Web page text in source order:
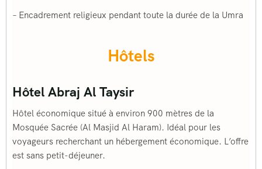
– Encadrement religieux pendant toute la durée de la Umra
Hôtels
Hôtel Abraj Al Taysir
Hôtel économique situé à environ 900 mètres de la
Mosquée Sacrée (Al Masjid Al Haram). Idéal pour les
voyageurs recherchant un hébergement économique. L’offre
est sans petit-déjeuner.